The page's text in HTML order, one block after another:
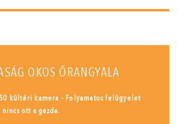
OKOS ŐRANGYALA
kültéri kamera - Folyamatos felügyelet
ott a gazda.